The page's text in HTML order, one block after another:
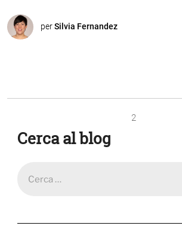
perSilvia Fernandez
2
Cerca al blog